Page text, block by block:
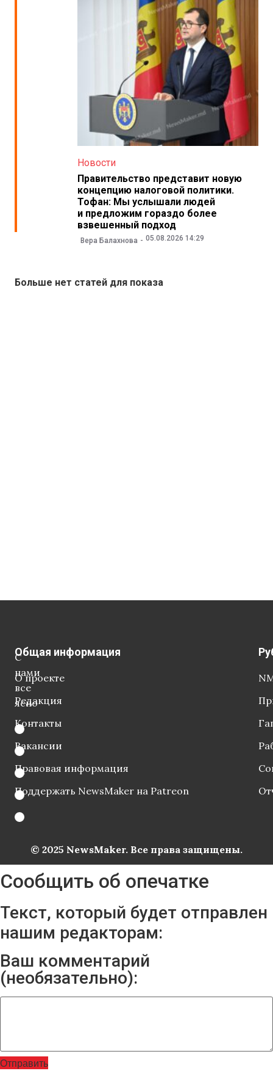
Новости
Правительство представит новую
концепцию налоговой политики.
Тофан: Мы услышали людей
и предложим гораздо более
взвешенный подход
Вера Балахнова 05.08.2026 14:29
Больше нет статей для показа
С
нами
все
ясно
Общая информация
О проекте
Редакция
Контакты
Вакансии
Правовая информация
Поддержать NewsMaker на Patreon
© 2025 NewsMaker. Все права защищены.
Сообщить об опечатке
Текст, который будет отправлен
нашим редакторам:
Ваш комментарий
(необязательно):
Отправить